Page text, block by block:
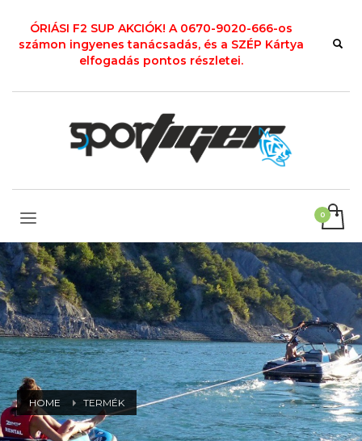
ÓRIÁSI F2 SUP AKCIÓK! A 0670-9020-666-os
számon ingyenes tanácsadás, és a SZÉP Kártya
elfogadás pontos részletei.
HOME TERMÉK